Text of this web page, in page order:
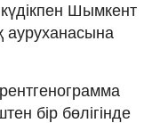
Шымкент
ауруханасына
бір бөлігінде